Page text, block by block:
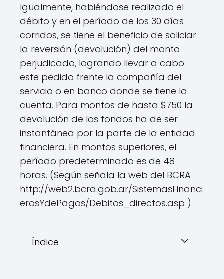
Igualmente, habiéndose realizado el
débito y en el período de los 30 días
corridos, se tiene el beneficio de soliciar
la reversión (devolución) del monto
perjudicado, logrando llevar a cabo
este pedido frente la compañía del
servicio o en banco donde se tiene la
cuenta. Para montos de hasta $750 la
devolución de los fondos ha de ser
instantánea por la parte de la entidad
financiera. En montos superiores, el
período predeterminado es de 48
horas. (Según señala la web del BCRA
http://web2.bcra.gob.ar/SistemasFinanci
erosYdePagos/Debitos_directos.asp )
Índice